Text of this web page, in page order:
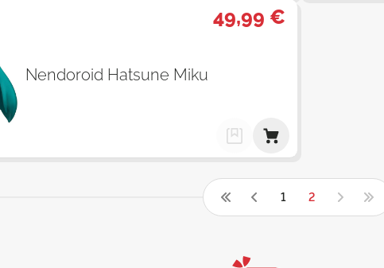
49,99 €
Nendoroid Hatsune Miku
1 2